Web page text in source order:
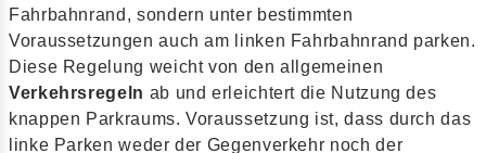
Fahrbahnrand, sondern unter bestimmten
Voraussetzungen auch am linken Fahrbahnrand parken.
Diese Regelung weicht von den allgemeinen
Verkehrsregeln ab und erleichtert die Nutzung des
knappen Parkraums. Voraussetzung ist, dass durch das
linke Parken weder der Gegenverkehr noch der